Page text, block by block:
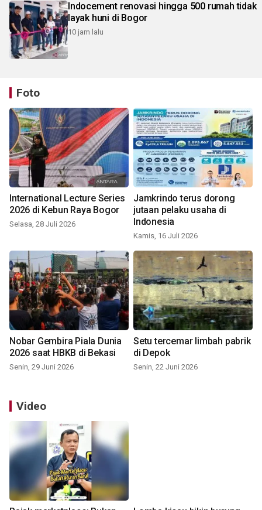
Indocement renovasi hingga 500 rumah tidak
layak huni di Bogor
10 jam lalu
Foto
International Lecture Series
2026 di Kebun Raya Bogor
Selasa, 28 Juli 2026
Jamkrindo terus dorong
jutaan pelaku usaha di
Indonesia
Kamis, 16 Juli 2026
Nobar Gembira Piala Dunia
2026 saat HBKB di Bekasi
Senin, 29 Juni 2026
Setu tercemar limbah pabrik
di Depok
Senin, 22 Juni 2026
Video